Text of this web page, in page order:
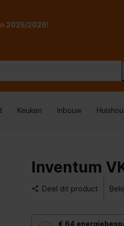
2025/2026!
Keuken Inbouw
Inventum
Deel dit product
€ 64